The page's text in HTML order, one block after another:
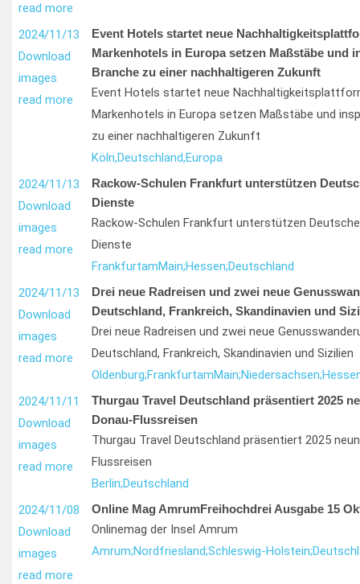
read more
2024/11/13
Download
images
read more
Event Hotels startet neue
Markenhotels in Europa setzen Maßstäbe und
Branche zu einer nachhaltigeren Zukunft
Event Hotels startet neue
Markenhotels in Europa setzen Maßstäbe und
zu einer nachhaltigeren Zukunft
Köln,Deutschland,Europa
2024/11/13
Download
images
read more
Rackow-Schulen Frankfurt unterstützen
Dienste
Rackow-Schulen Frankfurt unterstützen
Dienste
FrankfurtamMain;Hessen;Deutschland
2024/11/13
Download
images
read more
Drei neue Radreisen und zwei neue
Deutschland, Frankreich, Skandinavien und
Drei neue Radreisen und zwei neue
Deutschland, Frankreich, Skandinavien und Sizilien
Oldenburg;FrankfurtamMain;Niedersachsen;
2024/11/11
Download
images
read more
Thurgau Travel Deutschland präsentiert 2025
Donau-Flussreisen
Thurgau Travel Deutschland präsentiert 2025
Flussreisen
Berlin;Deutschland
2024/11/08
Download
images
read more
Online Mag AmrumFreihochdrei Ausgabe 15
Onlinemag der Insel Amrum
Amrum;Nordfriesland;Schleswig-Holstein;